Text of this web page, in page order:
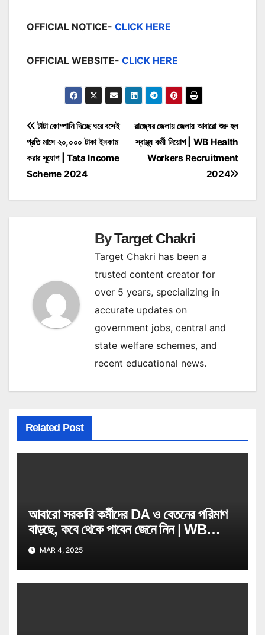
OFFICIAL NOTICE- CLICK HERE
OFFICIAL WEBSITE- CLICK HERE
Post
navigation
রাজ্যের জেলায় জেলায় আবারো শুরু হল
স্বাস্থ্য কর্মী নিয়োগ | WB Health
Workers Recruitment
2024
টাটা কোম্পানি দিচ্ছে ঘরে বসেই
প্রতি মাসে ২০,০০০ টাকা ইনকাম
করার সুযোগ | Tata Income
Scheme 2024
ByTarget Chakri
Target Chakri has been a
trusted content creator for
over 5 years, specializing in
accurate updates on
government jobs, central and
state welfare schemes, and
recent educational news.
Related Post
আবারো সরকারি কর্মীদের DA ও বেতনের পরিমাণ
বাড়ছে, কবে থেকে পাবেন জেনে নিন | WB
Govt Job Employee
MAR 4, 2025